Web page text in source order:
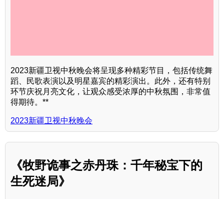
2023新疆卫视中秋晚会将呈现多种精彩节目，包括传统舞
蹈、民歌表演以及明星嘉宾的精彩演出。此外，还有特别
环节庆祝月亮文化，让观众感受浓厚的中秋氛围，非常值
得期待。**
2023新疆卫视中秋晚会
《牧野诡事之赤丹珠：千年秘宝下的
生死迷局》